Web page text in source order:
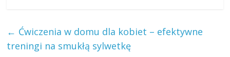
← Ćwiczenia w domu dla kobiet – efektywne
treningi na smukłą sylwetkę